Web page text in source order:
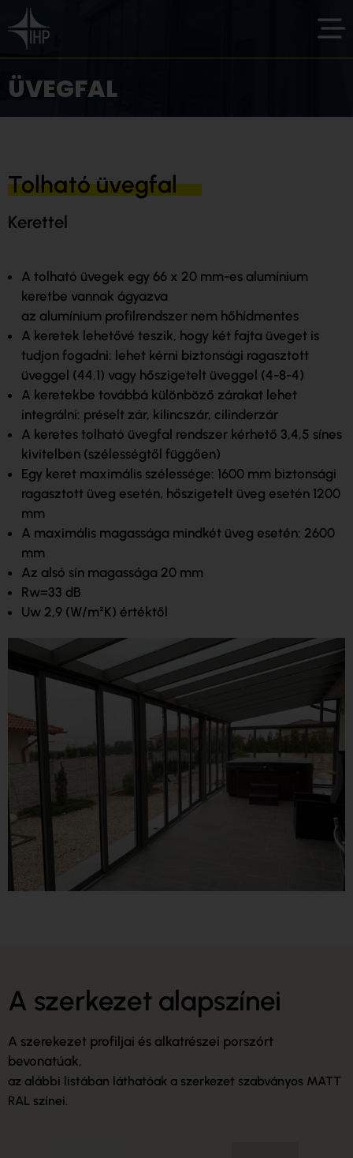
ÜVEGFAL
Tolható üvegfal
Kerettel
A tolható üvegek egy 66 x 20 mm-es alumínium
keretbe vannak ágyazva
az alumínium profilrendszer nem hőhídmentes
A keretek lehetővé teszik, hogy két fajta üveget is
tudjon fogadni: lehet kérni biztonsági ragasztott
üveggel (44.1) vagy hőszigetelt üveggel (4-8-4)
A keretekbe továbbá különböző zárakat lehet
integrálni: préselt zár, kilincszár, cilinderzár
A keretes tolható üvegfal rendszer kérhető 3,4,5 sínes
kivitelben (szélességtől függően)
Egy keret maximális szélessége: 1600 mm biztonsági
ragasztott üveg esetén, hőszigetelt üveg esetén 1200
mm
A maximális magassága mindkét üveg esetén: 2600
mm
Az alsó sín magassága 20 mm
Rw=33 dB
Uw 2,9 (W/m²K) értéktől
A szerkezet alapszínei
A szerekezet profiljai és alkatrészei porszórt
bevonatúak,
az alábbi listában láthatóak a szerkezet szabványos MATT
RAL színei.